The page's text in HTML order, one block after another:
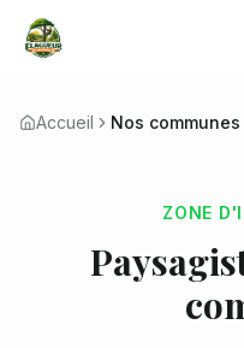
Accueil Nos communes
ZONE